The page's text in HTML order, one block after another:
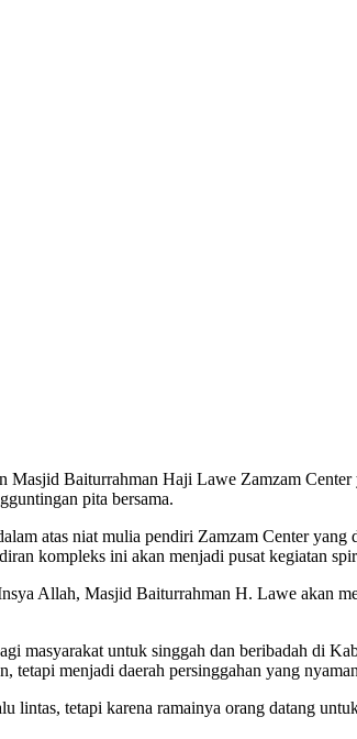
Baiturrahman Haji Lawe Zamzam
pita bersama.
atas niat mulia pendiri Zamzam Center
kompleks ini akan menjadi pusat kegiatan
Allah, Masjid Baiturrahman H. Lawe akan
masyarakat untuk singgah dan beribadah di
tetapi menjadi daerah persinggahan yang
lintas, tetapi karena ramainya orang datang